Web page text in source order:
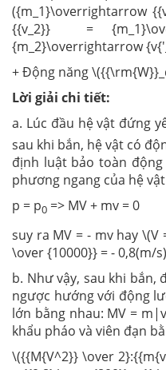
({m_1}\overrightarrow
{{v_2}} =
{m_2}\overrightarrow
+ Động năng
Lời giải chi tiết:
a. Lúc đầu hệ vật đứng
sau khi bắn, hệ vật có
định luật bảo toàn
phương ngang của hệ
p = p0 => MV + mv = 0
suy ra MV = - mv hay
\over {10000}} = - 0,8(m/
b. Như vậy, sau khi bắn,
ngược hướng với động
lớn bằng nhau: MV =
khẩu pháo và viên đạn
\({{M{V^2}} \over